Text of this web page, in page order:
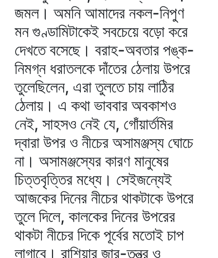
জমল। অমনি আমাদের নকল-নিপুণ
মন গুণ্ডামিটাকেই সবচেয়ে বড়ো করে
দেখতে বসেছে। বরাহ-অবতার পঙ্ক-
নিমগ্ন ধরাতলকে দাঁতের ঠেলায় উপরে
তুলেছিলেন, এরা তুলতে চায় লাঠির
ঠেলায়। এ কথা ভাববার অবকাশও
নেই, সাহসও নেই যে, গোঁয়ার্তমির
দ্বারা উপর ও নীচের অসামঞ্জস্য ঘোচে
না। অসামঞ্জস্যের কারণ মানুষের
চিত্তবৃত্তির মধ্যে। সেইজন্যেই
আজকের দিনের নীচের থাকটাকে উপরে
তুলে দিলে, কালকের দিনের উপরের
থাকটা নীচের দিকে পূর্বের মতোই চাপ
লাগাবে। রাশিয়ার জার-তন্ত্র ও